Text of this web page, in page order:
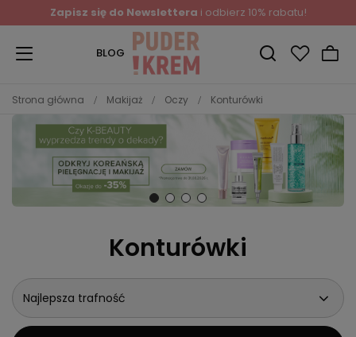
Zapisz się do Newslettera i odbierz 10% rabatu!
BLOG
Strona główna Makijaż Oczy Konturówki
Konturówki
Najlepsza trafność